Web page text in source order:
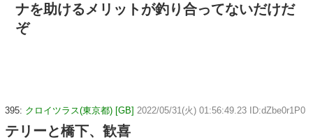
ナを助けるメリットが釣り合ってないだけだ
ぞ
395: クロイツラス(東京都) [GB] 2022/05/31(火) 01:56:49.23 ID:dZbe0r1P0
テリーと橋下、歓喜